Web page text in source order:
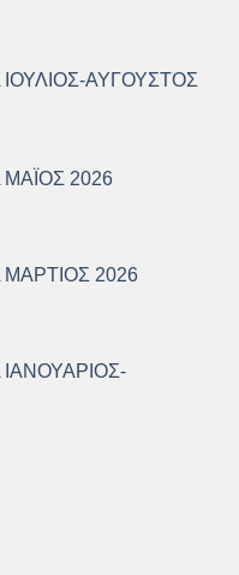
ΑΥΓΟΥΣΤΟΣ
2026
ΜΑΡΤΙΟΣ 2026